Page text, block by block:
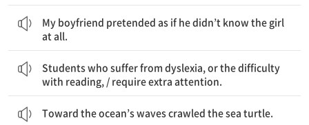
My boyfriend pretended as if he didn’t know the girl
at all.
Students who suffer from dyslexia, or the difficulty
with reading, / require extra attention.
Toward the ocean’s waves crawled the sea turtle.